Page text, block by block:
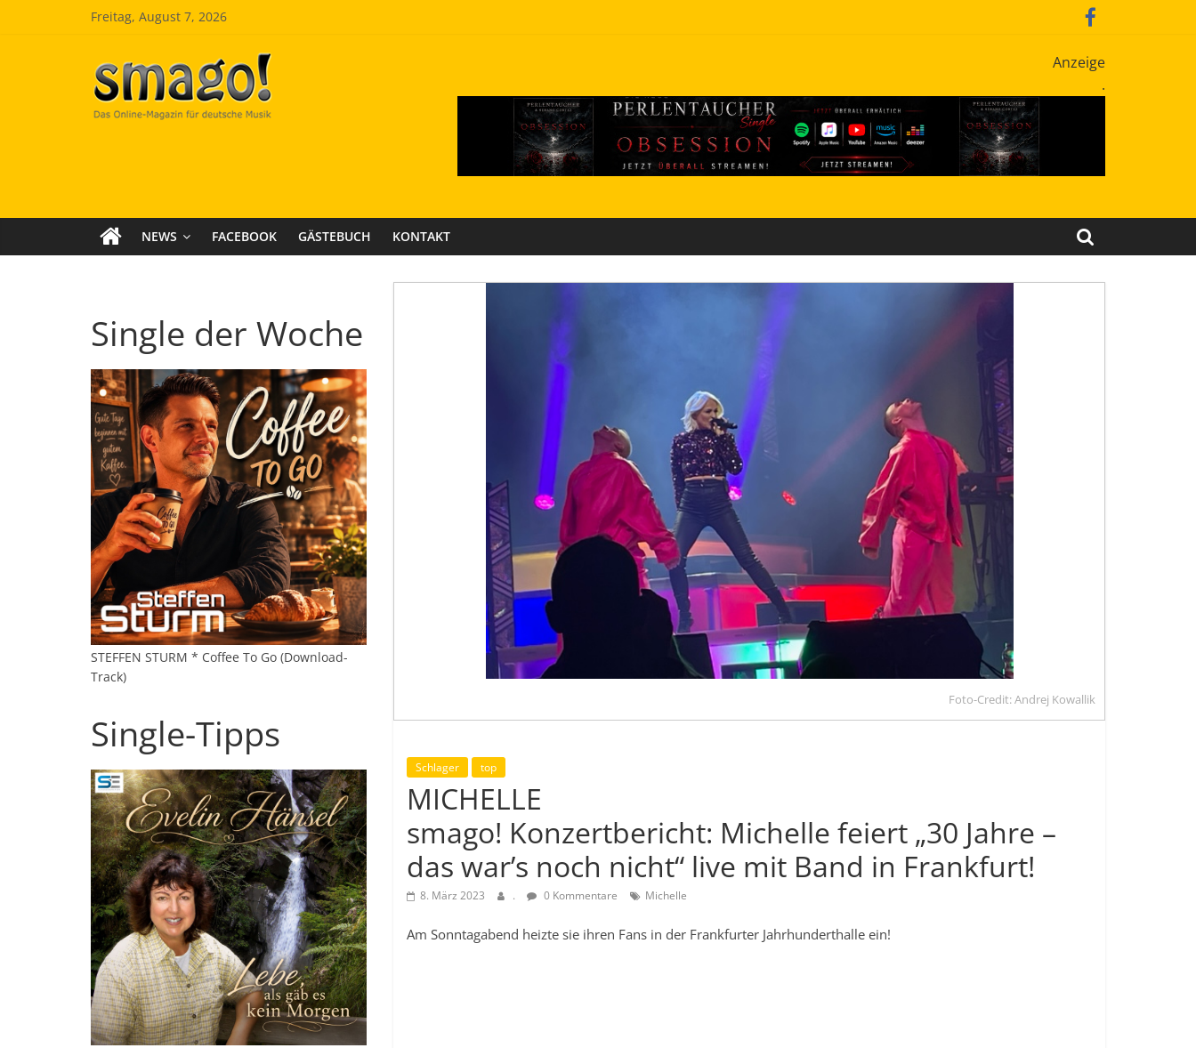
Freitag, August 7, 2026
Smago
SchlagerMAGazinOnline
Anzeige
.
NEWS FACEBOOK GÄSTEBUCH KONTAKT
Foto-Credit: Andrej Kowallik
Schlager top
MICHELLE
smago! Konzertbericht: Michelle feiert „30 Jahre –
das war’s noch nicht“ live mit Band in Frankfurt!
8. März 2023 . 0 Kommentare Michelle
Am Sonntagabend heizte sie ihren Fans in der Frankfurter Jahrhunderthalle ein!
Single der Woche
STEFFEN STURM * Coffee To Go (Download-
Track)
Single-Tipps